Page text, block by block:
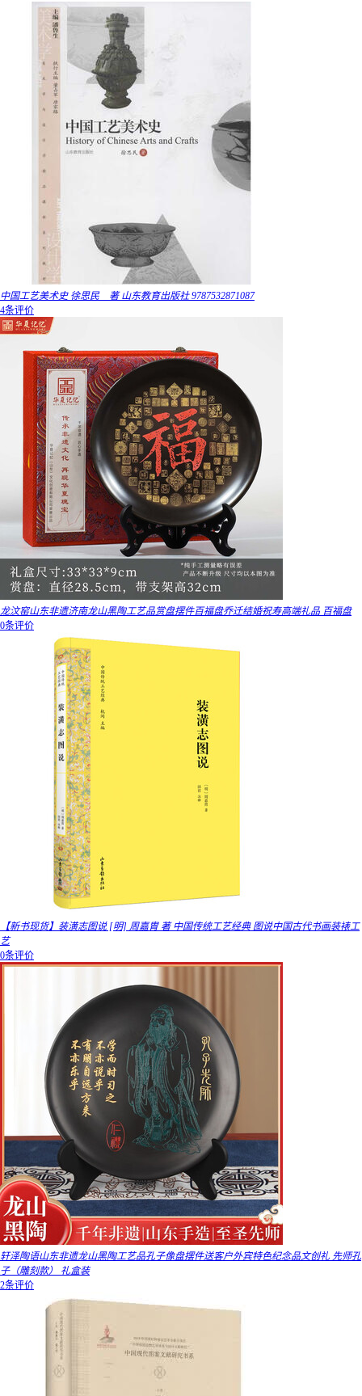
中国工艺美术史 徐思民 著 山东教育出版社 9787532871087
4条评价
龙汶窑山东非遗济南龙山黑陶工艺品赏盘摆件百福盘乔迁结婚祝寿高端礼品 百福盘
0条评价
【新书现货】装潢志图说 [明] 周嘉胄 著 中国传统工艺经典 图说中国古代书画装裱工
艺
0条评价
轩泽陶语山东非遗龙山黑陶工艺品孔子像盘摆件送客户外宾特色纪念品文创礼 先师孔
子（雕刻款） 礼盒装
2条评价